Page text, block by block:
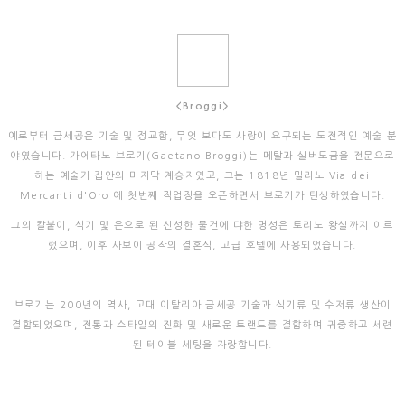
<Broggi>
예로부터 금세공은 기술 및 정교함, 무엇 보다도 사랑이 요구되는 도전적인 예술 분
야였습니다. 가에타노 브로기(Gaetano Broggi)는 메탈과 실버도금을 전문으로
하는 예술가 집안의 마지막 계승자였고, 그는 1818년 밀라노 Via dei
Mercanti d'Oro 에 첫번째 작업장을 오픈하면서 브로기가 탄생하였습니다.
그의 칼붙이, 식기 및 은으로 된 신성한 물건에 댜한 명성은 토리노 왕실까지 이르
렀으며, 이후 사보이 공작의 결혼식, 고급 호텔에 사용되었습니다.
브로기는 200년의 역사, 고대 이탈리아 금세공 기술과 식기류 및 수저류 생산이
결합되었으며, 전통과 스타일의 진화 및 새로운 트랜드를 결합하며 귀중하고 세련
된 테이블 세팅을 자랑합니다.